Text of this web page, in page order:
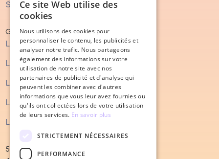
Statistique Vente
Guide
Le guide du marketing digital
Le guide du SEO
Le guide du content marketing
Le guide du processus de vente
Le guide de la refonte de site internet
52 Quai Magellan
Ce site Web utilise des
cookies
Nous utilisons des cookies pour
personnaliser le contenu, les publicités et
analyser notre trafic. Nous partageons
également des informations sur votre
utilisation de notre site avec nos
partenaires de publicité et d'analyse qui
peuvent les combiner avec d'autres
informations que vous leur avez fournies ou
qu'ils ont collectées lors de votre utilisation
de leurs services. En savoir plus
STRICTEMENT NÉCESSAIRES
PERFORMANCE